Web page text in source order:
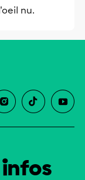
nu.
infos